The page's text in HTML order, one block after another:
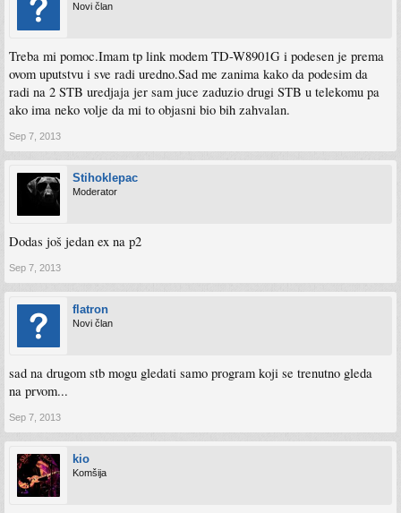
Novi član
Treba mi pomoc.Imam tp link modem TD-W8901G i podesen je prema
ovom uputstvu i sve radi uredno.Sad me zanima kako da podesim da
radi na 2 STB uredjaja jer sam juce zaduzio drugi STB u telekomu pa
ako ima neko volje da mi to objasni bio bih zahvalan.
Sep 7, 2013
Stihoklepac
Moderator
Dodas još jedan ex na p2
Sep 7, 2013
flatron
Novi član
sad na drugom stb mogu gledati samo program koji se trenutno gleda
na prvom...
Sep 7, 2013
kio
Komšija